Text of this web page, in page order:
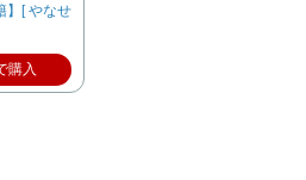
】[ やなせ
購入